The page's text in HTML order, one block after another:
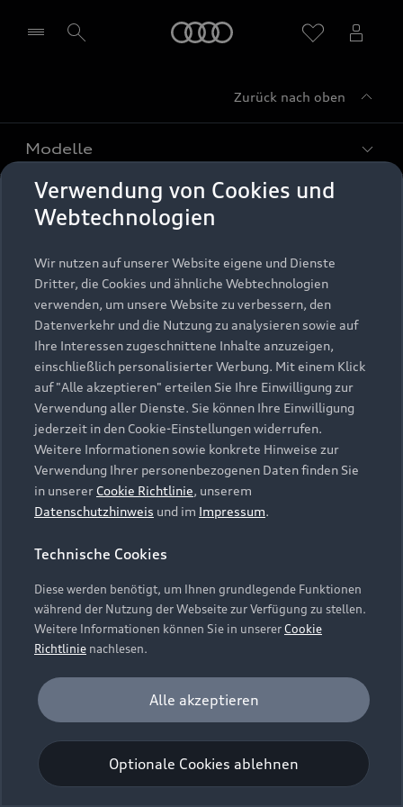
Zurück nach oben
Modelle
Alle Modelle
Elektromodelle
Plug-in-Hybride
Kaufen & leasen
Neuwagensuche
Gebrauchtwagensuche
Gebrauchtwagen
Finanzierung
Aktionen & Angebote
Geschäftskunden
Saisonale Angebote
Audi Services
Garantie
Audi digital services
myAudi
Support
Kundenservice
Händlersuche
Audi Code
Häufige Fragen (FAQ)
Audi Online Beratung
Bordbuch & Bedienungsanleitungen
Verträge kündigen
Vertrag widerrufen
Über Audi
Unternehmen
Karriere
Investor Relations
Presse & Media Center
Datenschutz
Audi erleben
Newsletter
© 2026 AUDI AG. Alle Rechte vorbehalten
Datenschutzinformation
Cookie-Richtlinie
Barrierefreiheit
Digital Services Act
EU Data Act
Embleme am Fahrzeug bei allen Abbildungen auf dieser
Webseite kann abweichen.
Verwendung von Cookies und
Webtechnologien
Wir nutzen auf unserer Website eigene und Dienste
Dritter, die Cookies und ähnliche Webtechnologien
verwenden, um unsere Website zu verbessern, den
Datenverkehr und die Nutzung zu analysieren sowie auf
Ihre Interessen zugeschnittene Inhalte anzuzeigen,
einschließlich personalisierter Werbung. Mit einem Klick
auf "Alle akzeptieren" erteilen Sie Ihre Einwilligung zur
Verwendung aller Dienste. Sie können Ihre Einwilligung
jederzeit in den Cookie-Einstellungen widerrufen.
Weitere Informationen sowie konkrete Hinweise zur
Verwendung Ihrer personenbezogenen Daten finden Sie
in unserer Cookie Richtlinie, unserem
Datenschutzhinweis und im Impressum.
Technische Cookies
Diese werden benötigt, um Ihnen grundlegende Funktionen
während der Nutzung der Webseite zur Verfügung zu stellen.
Weitere Informationen können Sie in unsererCookie
Richtlinie nachlesen.
Analyse und Statistik
Performance Cookies sammeln Informationen
darüber, wie unsere Webseite genutzt wird (z. B.
Anzahl der Besuche, Verweildauer). Diese Cookies
werden zur Optimierung der Webseite verwendet.
Optionale Cookies ablehnen
Alle akzeptieren